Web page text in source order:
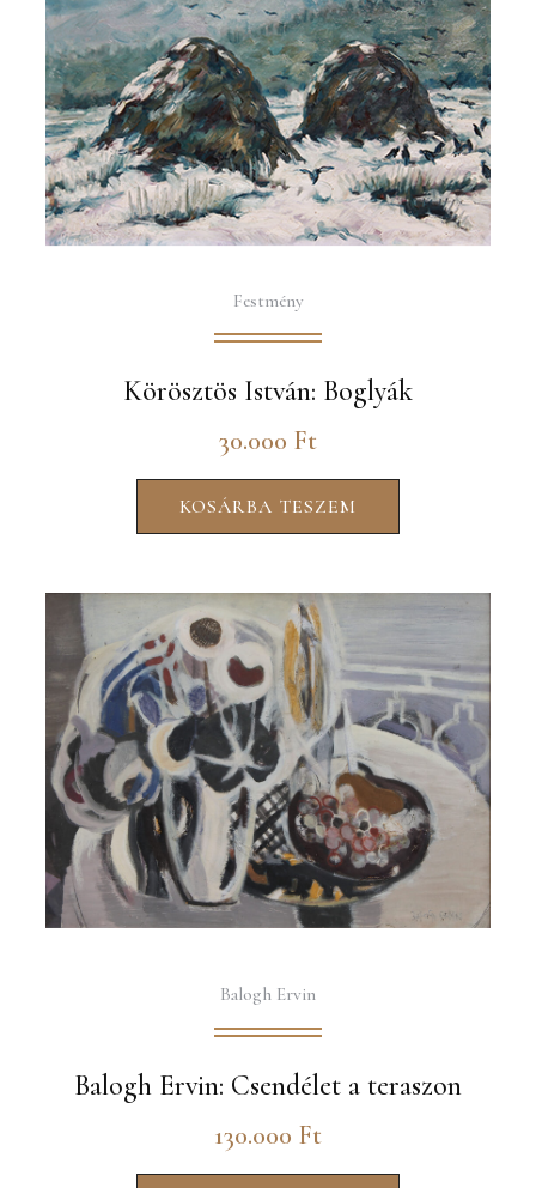
Festmény
Körösztös István: Boglyák
30.000 Ft
KOSÁRBA TESZEM
Balogh Ervin
Balogh Ervin: Csendélet a teraszon
130.000 Ft